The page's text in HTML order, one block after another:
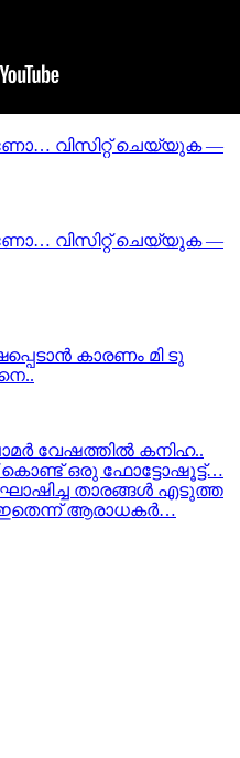
വിസിറ്റ് ചെയ്യുക —
വിസിറ്റ് ചെയ്യുക —
കാരണം മി ടു
വേഷത്തില്‍ കനിഹ..
കൊണ്ട് ഒരു ഫോട്ടോഷൂട്ട്‌…
താരങ്ങള്‍ എടുത്ത
ആരാധകര്‍…